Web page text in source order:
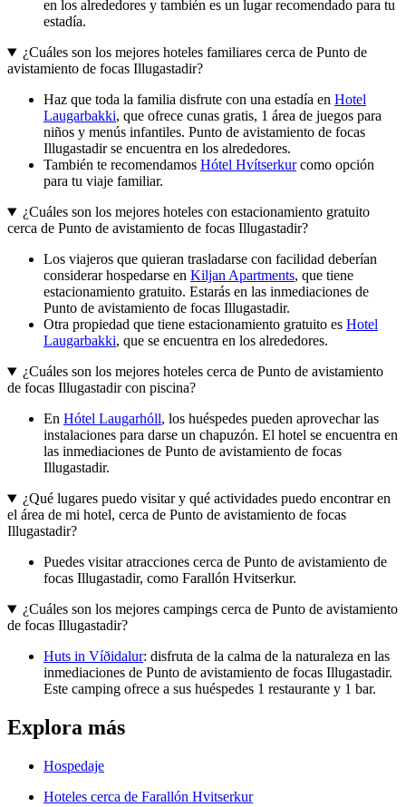
en los alrededores y también es un lugar recomendado para tu
estadía.
¿Cuáles son los mejores hoteles familiares cerca de Punto de
avistamiento de focas Illugastadir?
Haz que toda la familia disfrute con una estadía en Hotel
Laugarbakki, que ofrece cunas gratis, 1 área de juegos para
niños y menús infantiles. Punto de avistamiento de focas
Illugastadir se encuentra en los alrededores.
También te recomendamos Hótel Hvítserkurcomo opción
para tu viaje familiar.
¿Cuáles son los mejores hoteles con estacionamiento gratuito
cerca de Punto de avistamiento de focas Illugastadir?
Los viajeros que quieran trasladarse con facilidad deberían
considerar hospedarse en Kiljan Apartments, que tiene
estacionamiento gratuito. Estarás en las inmediaciones de
Punto de avistamiento de focas Illugastadir.
Otra propiedad que tiene estacionamiento gratuito es Hotel
Laugarbakki, que se encuentra en los alrededores.
¿Cuáles son los mejores hoteles cerca de Punto de avistamiento
de focas Illugastadir con piscina?
En Hótel Laugarhóll, los huéspedes pueden aprovechar las
instalaciones para darse un chapuzón. El hotel se encuentra en
las inmediaciones de Punto de avistamiento de focas
Illugastadir.
¿Qué lugares puedo visitar y qué actividades puedo encontrar en
el área de mi hotel, cerca de Punto de avistamiento de focas
Illugastadir?
Puedes visitar atracciones cerca de Punto de avistamiento de
focas Illugastadir, como Farallón Hvitserkur.
¿Cuáles son los mejores campings cerca de Punto de avistamiento
de focas Illugastadir?
Huts in Víðidalur: disfruta de la calma de la naturaleza en las
inmediaciones de Punto de avistamiento de focas Illugastadir.
Este camping ofrece a sus huéspedes 1 restaurante y 1 bar.
Explora más
Hospedaje
Hoteles cerca de Farallón Hvitserkur